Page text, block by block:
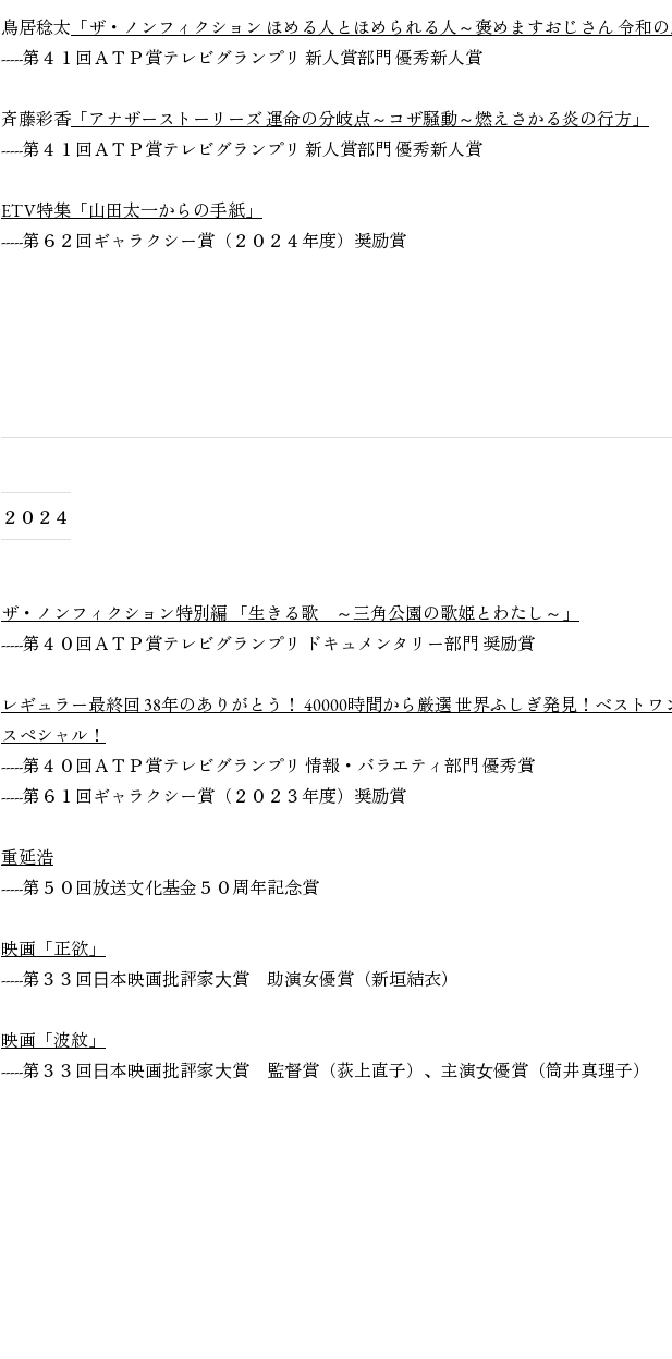
鳥居稔太 「ザ・ノンフィクション ほめる人とほめられる人～褒めますおじさん 令和の
-----第４１回ＡＴＰ賞テレビグランプリ 新人賞部門 優秀新人賞
斉藤彩香 「アナザーストーリーズ 運命の分岐点～コザ騒動～燃えさかる炎の行方」
-----第４１回ＡＴＰ賞テレビグランプリ 新人賞部門 優秀新人賞
ETV特集「山田太一からの手紙」
-----第６２回ギャラクシー賞（２０２４年度）奨励賞
２０２４
ザ・ノンフィクション特別編 「生きる歌 ～三角公園の歌姫とわたし～」
-----第４０回ＡＴＰ賞テレビグランプリ ドキュメンタリー部門 奨励賞
レギュラー最終回 38年のありがとう！ 40000時間から厳選 世界ふしぎ発見！ベストワ
スペシャル！
-----第４０回ＡＴＰ賞テレビグランプリ 情報・バラエティ部門 優秀賞
-----第６１回ギャラクシー賞（２０２３年度）奨励賞
重延浩
-----第５０回放送文化基金５０周年記念賞
映画「正欲」
-----第３３回⽇本映画批評家⼤賞 助演女優賞（新垣結衣）
映画「波紋」
-----第３３回⽇本映画批評家⼤賞 監督賞（荻上直子）、主演⼥優賞（筒井真理子）